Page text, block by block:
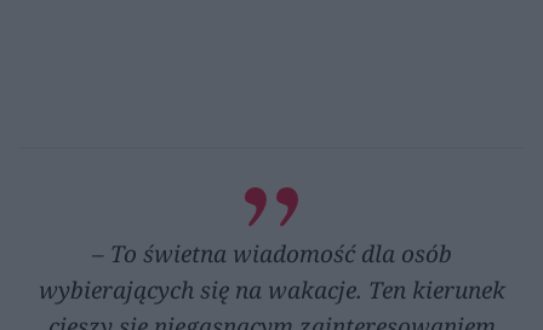
– To świetna wiadomość dla osób
wybierających się na wakacje. Ten kierunek